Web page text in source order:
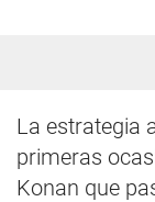
La estrategia
primeras
Konan que